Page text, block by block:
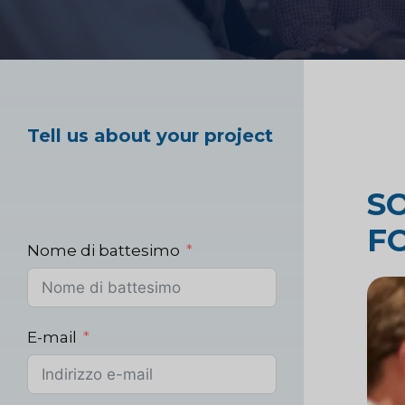
Ricerche di
Tell us about your project
Nome di battesimo
E-mail